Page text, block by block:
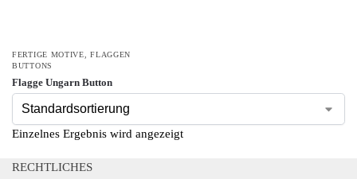
FERTIGE MOTIVE,FLAGGEN
BUTTONS
Flagge Ungarn Button
Einzelnes Ergebnis wird angezeigt
RECHTLICHES